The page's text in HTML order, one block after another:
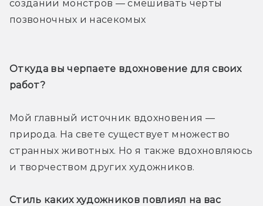
создании монстров — смешивать черты
позвоночных и насекомых
Откуда вы черпаете вдохновение для своих
работ?
Мой главный источник вдохновения —
природа. На свете существует множество
странных животных. Но я также вдохновляюсь
и творчеством других художников.
Стиль каких художников повлиял на вас